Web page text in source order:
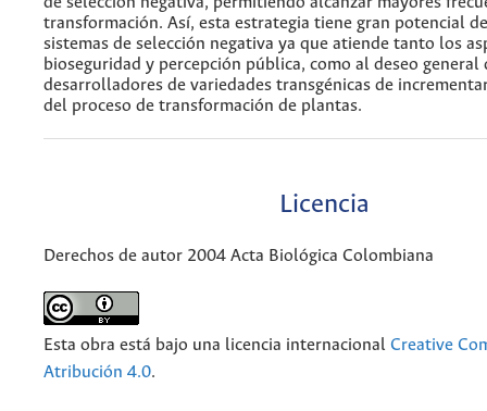
transformación. Así, esta estrategia tiene gran potencial
sistemas de selección negativa ya que atiende tanto los
bioseguridad y percepción pública, como al deseo general
desarrolladores de variedades transgénicas de
del proceso de transformación de plantas.
Licencia
Derechos de autor 2004 Acta Biológica Colombiana
Esta obra está bajo una licencia internacional Creative
Atribución 4.0.